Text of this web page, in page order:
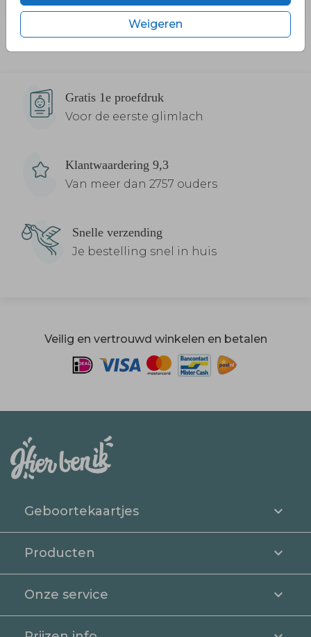
Weigeren
Gratis 1e proefdruk
Voor de eerste glimlach
Klantwaardering 9,3
Van meer dan 2757 ouders
Snelle verzending
Je bestelling snel in huis
Veilig en vertrouwd winkelen en betalen
Geboortekaartjes
Producten
Onze service